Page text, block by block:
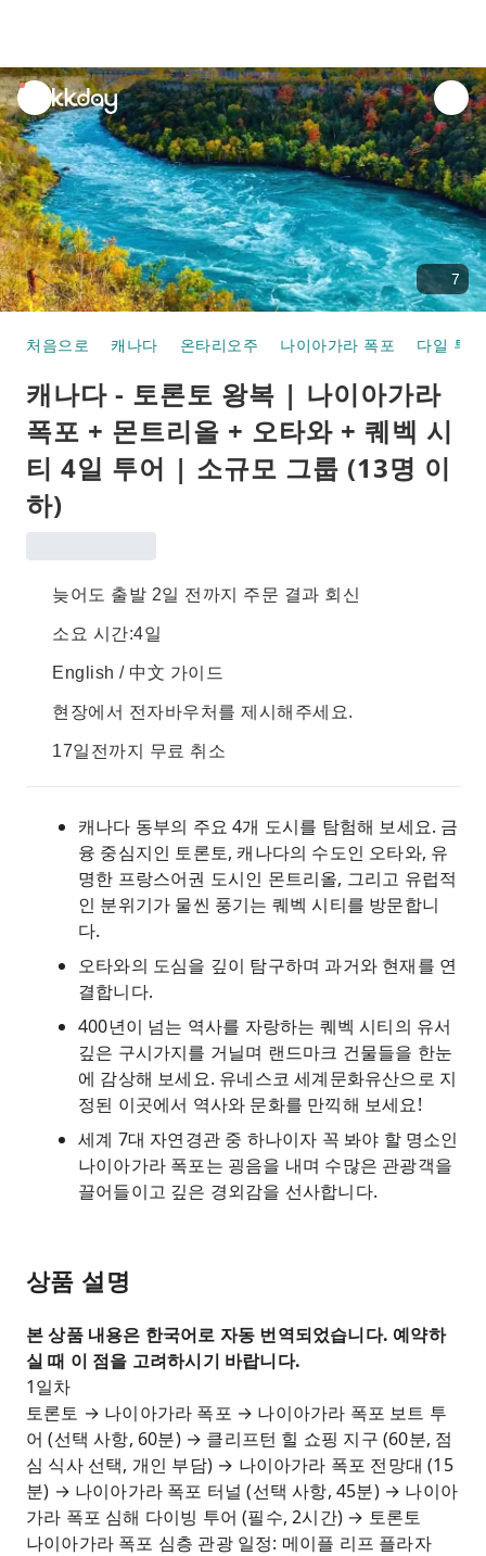
unread
notifications
7
처음으로 캐나다 온타리오주 나이아가라 폭포 다일 투어
캐나다 - 토론토 왕복 | 나이아가라
폭포 + 몬트리올 + 오타와 + 퀘벡 시
티 4일 투어 | 소규모 그룹 (13명 이
하)
늦어도 출발 2일 전까지 주문 결과 회신
소요 시간:4일
English / 中文 가이드
현장에서 전자바우처를 제시해주세요.
17일전까지 무료 취소
캐나다 동부의 주요 4개 도시를 탐험해 보세요. 금
융 중심지인 토론토, 캐나다의 수도인 오타와, 유
명한 프랑스어권 도시인 몬트리올, 그리고 유럽적
인 분위기가 물씬 풍기는 퀘벡 시티를 방문합니
다.
오타와의 도심을 깊이 탐구하며 과거와 현재를 연
결합니다.
400년이 넘는 역사를 자랑하는 퀘벡 시티의 유서
깊은 구시가지를 거닐며 랜드마크 건물들을 한눈
에 감상해 보세요. 유네스코 세계문화유산으로 지
정된 이곳에서 역사와 문화를 만끽해 보세요!
세계 7대 자연경관 중 하나이자 꼭 봐야 할 명소인
나이아가라 폭포는 굉음을 내며 수많은 관광객을
끌어들이고 깊은 경외감을 선사합니다.
상품 설명
본 상품 내용은 한국어로 자동 번역되었습니다. 예약하
실 때 이 점을 고려하시기 바랍니다.
1일차
토론토 → 나이아가라 폭포 → 나이아가라 폭포 보트 투
어 (선택 사항, 60분) → 클리프턴 힐 쇼핑 지구 (60분, 점
심 식사 선택, 개인 부담) → 나이아가라 폭포 전망대 (15
분) → 나이아가라 폭포 터널 (선택 사항, 45분) → 나이아
가라 폭포 심해 다이빙 투어 (필수, 2시간) → 토론토
나이아가라 폭포 심층 관광 일정: 메이플 리프 플라자